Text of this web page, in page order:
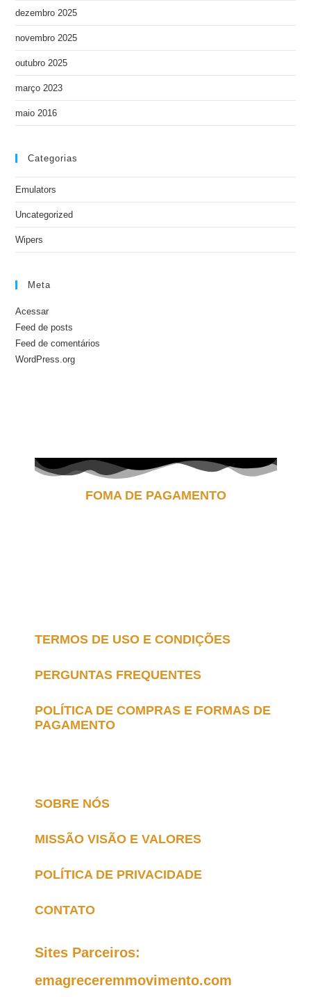
dezembro 2025
novembro 2025
outubro 2025
março 2023
maio 2016
Categorias
Emulators
Uncategorized
Wipers
Meta
Acessar
Feed de posts
Feed de comentários
WordPress.org
FOMA DE PAGAMENTO
TERMOS DE USO E CONDIÇÕES
PERGUNTAS FREQUENTES
POLÍTICA DE COMPRAS E FORMAS DE
PAGAMENTO
SOBRE NÓS
MISSÃO VISÃO E VALORES
POLÍTICA DE PRIVACIDADE
CONTATO
Sites Parceiros:
emagreceremmovimento.com